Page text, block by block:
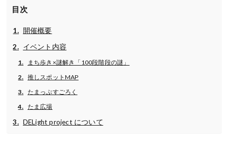
目次
開催概要
イベント内容
まち歩き×謎解き「100段階段の謎」
推しスポットMAP
たまっぷすごろく
たま広場
DELight project について